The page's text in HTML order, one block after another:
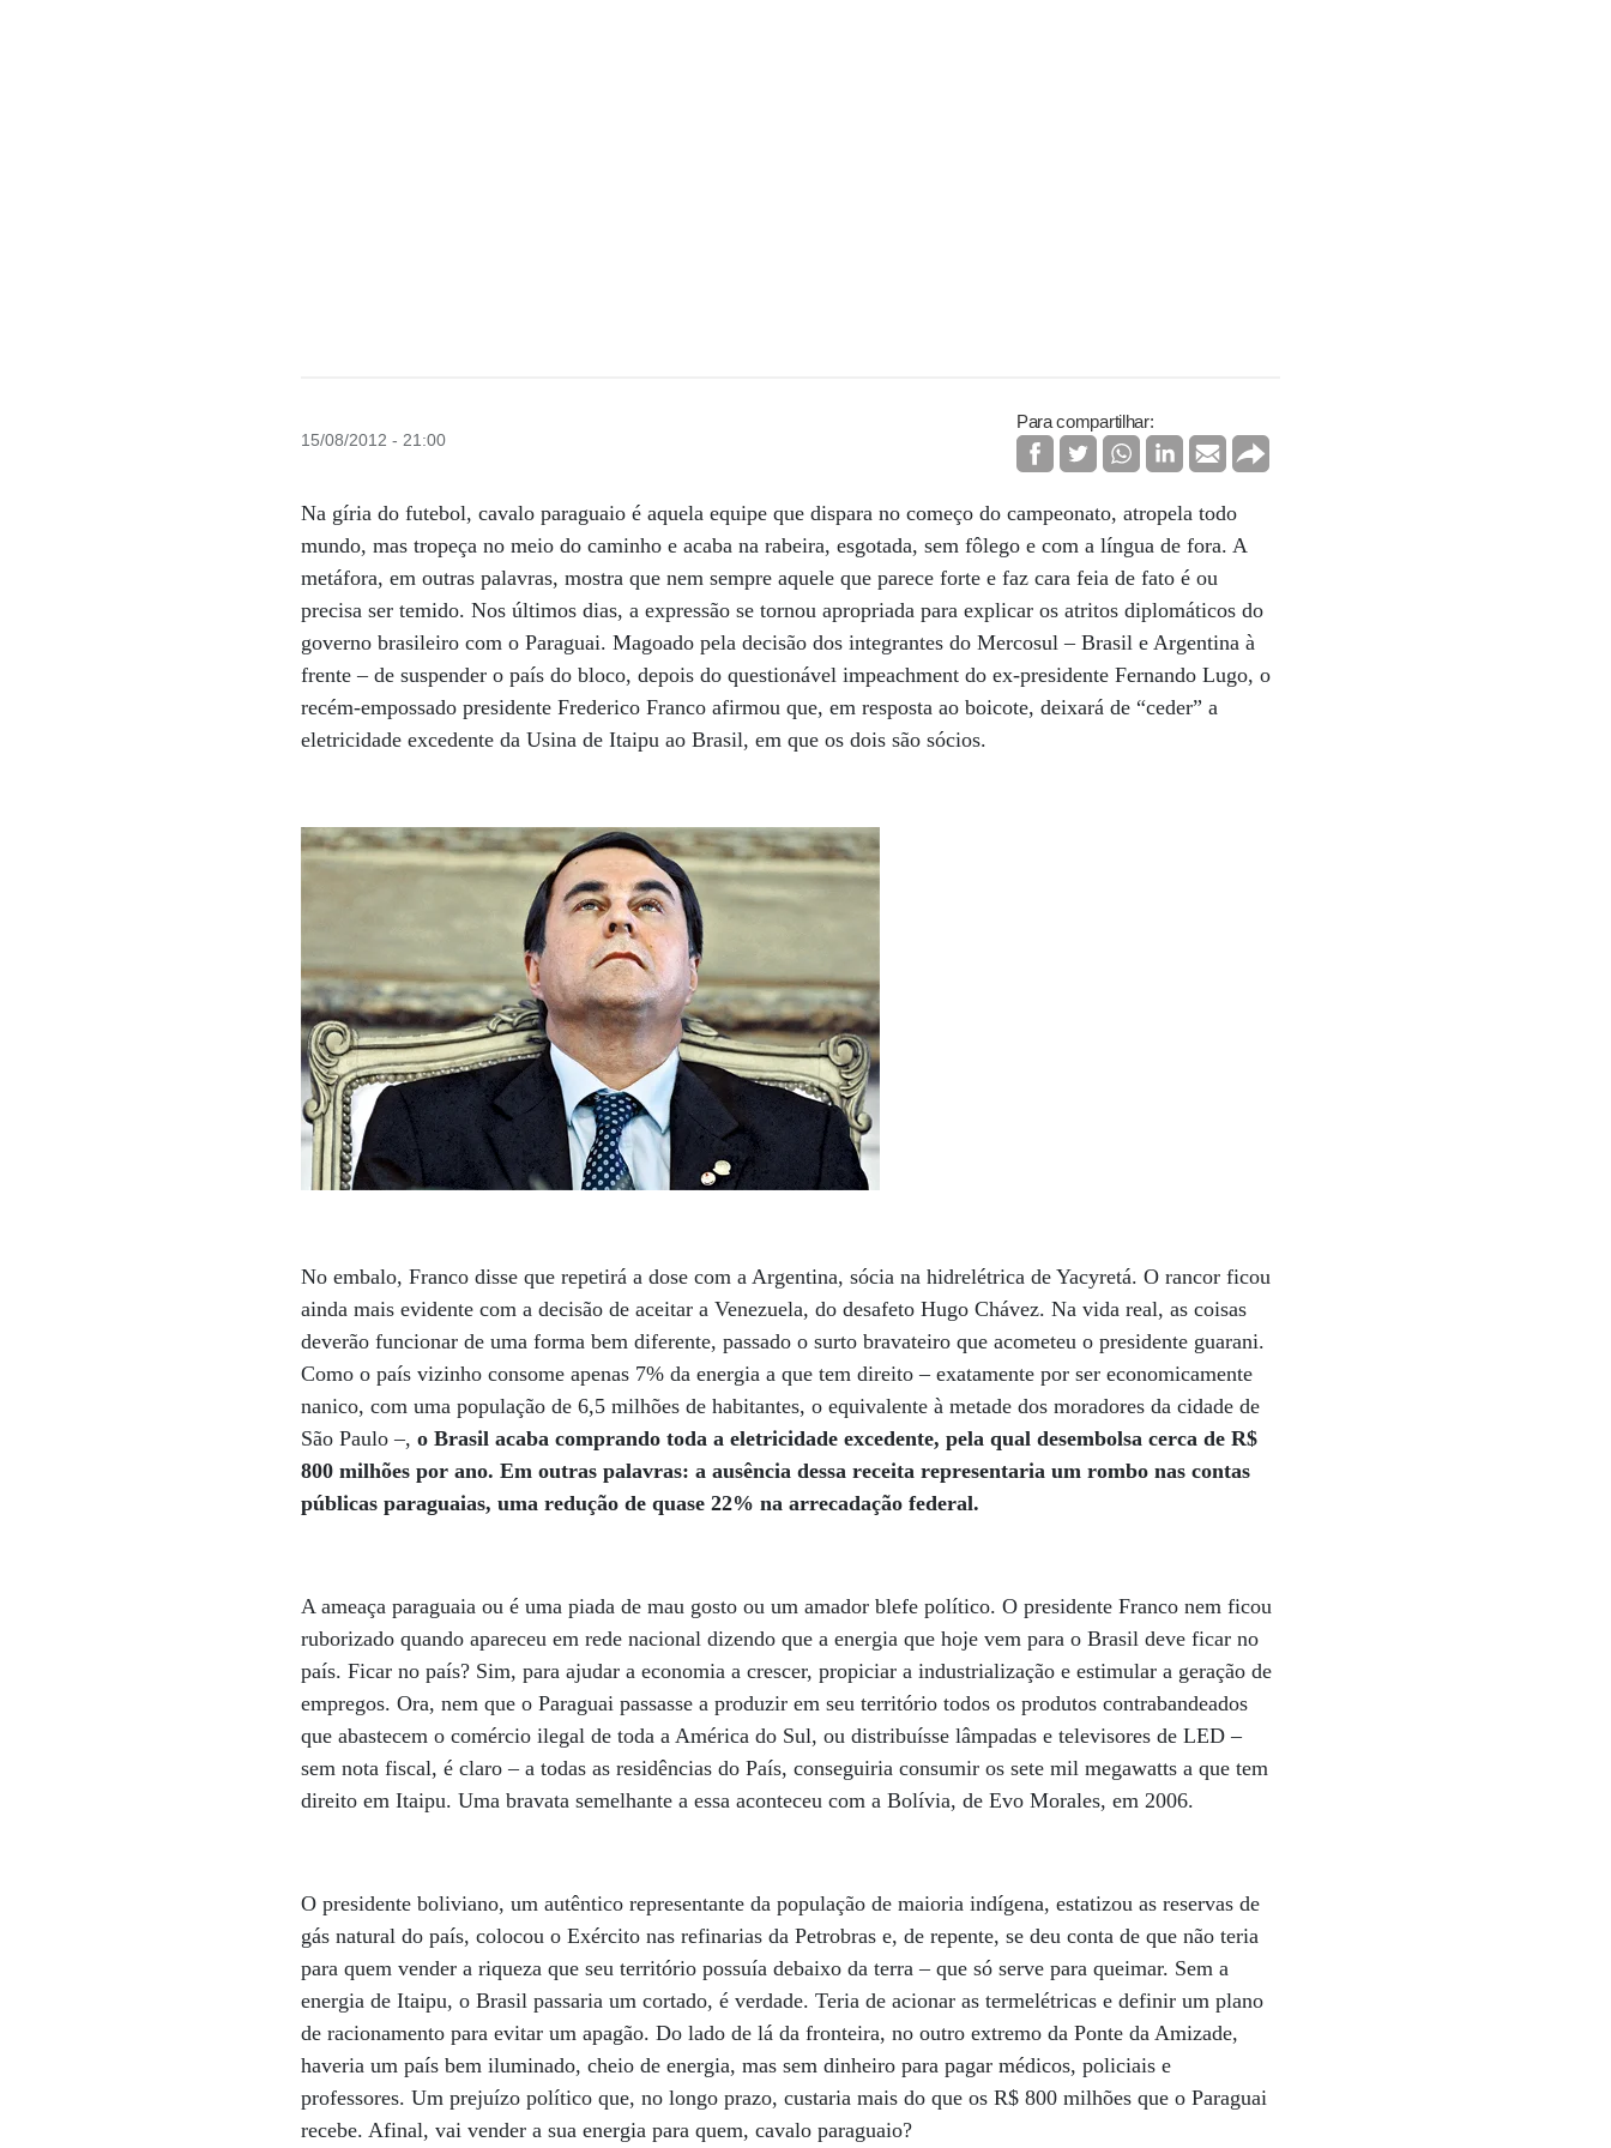
15/08/2012 - 21:00
Para compartilhar:
Na gíria do futebol, cavalo paraguaio é aquela equipe que dispara no começo do campeonato, atropela todo
mundo, mas tropeça no meio do caminho e acaba na rabeira, esgotada, sem fôlego e com a língua de fora. A
metáfora, em outras palavras, mostra que nem sempre aquele que parece forte e faz cara feia de fato é ou
precisa ser temido. Nos últimos dias, a expressão se tornou apropriada para explicar os atritos diplomáticos do
governo brasileiro com o Paraguai. Magoado pela decisão dos integrantes do Mercosul – Brasil e Argentina à
frente – de suspender o país do bloco, depois do questionável impeachment do ex-presidente Fernando Lugo, o
recém-empossado presidente Frederico Franco afirmou que, em resposta ao boicote, deixará de “ceder” a
eletricidade excedente da Usina de Itaipu ao Brasil, em que os dois são sócios.
No embalo, Franco disse que repetirá a dose com a Argentina, sócia na hidrelétrica de Yacyretá. O rancor ficou
ainda mais evidente com a decisão de aceitar a Venezuela, do desafeto Hugo Chávez. Na vida real, as coisas
deverão funcionar de uma forma bem diferente, passado o surto bravateiro que acometeu o presidente guarani.
Como o país vizinho consome apenas 7% da energia a que tem direito – exatamente por ser economicamente
nanico, com uma população de 6,5 milhões de habitantes, o equivalente à metade dos moradores da cidade de
São Paulo –,o Brasil acaba comprando toda a eletricidade excedente, pela qual desembolsa cerca de R$
800 milhões por ano. Em outras palavras: a ausência dessa receita representaria um rombo nas contas
públicas paraguaias, uma redução de quase 22% na arrecadação federal.
A ameaça paraguaia ou é uma piada de mau gosto ou um amador blefe político. O presidente Franco nem ficou
ruborizado quando apareceu em rede nacional dizendo que a energia que hoje vem para o Brasil deve ficar no
país. Ficar no país? Sim, para ajudar a economia a crescer, propiciar a industrialização e estimular a geração de
empregos. Ora, nem que o Paraguai passasse a produzir em seu território todos os produtos contrabandeados
que abastecem o comércio ilegal de toda a América do Sul, ou distribuísse lâmpadas e televisores de LED –
sem nota fiscal, é claro – a todas as residências do País, conseguiria consumir os sete mil megawatts a que tem
direito em Itaipu. Uma bravata semelhante a essa aconteceu com a Bolívia, de Evo Morales, em 2006.
O presidente boliviano, um autêntico representante da população de maioria indígena, estatizou as reservas de
gás natural do país, colocou o Exército nas refinarias da Petrobras e, de repente, se deu conta de que não teria
para quem vender a riqueza que seu território possuía debaixo da terra – que só serve para queimar. Sem a
energia de Itaipu, o Brasil passaria um cortado, é verdade. Teria de acionar as termelétricas e definir um plano
de racionamento para evitar um apagão. Do lado de lá da fronteira, no outro extremo da Ponte da Amizade,
haveria um país bem iluminado, cheio de energia, mas sem dinheiro para pagar médicos, policiais e
professores. Um prejuízo político que, no longo prazo, custaria mais do que os R$ 800 milhões que o Paraguai
recebe. Afinal, vai vender a sua energia para quem, cavalo paraguaio?